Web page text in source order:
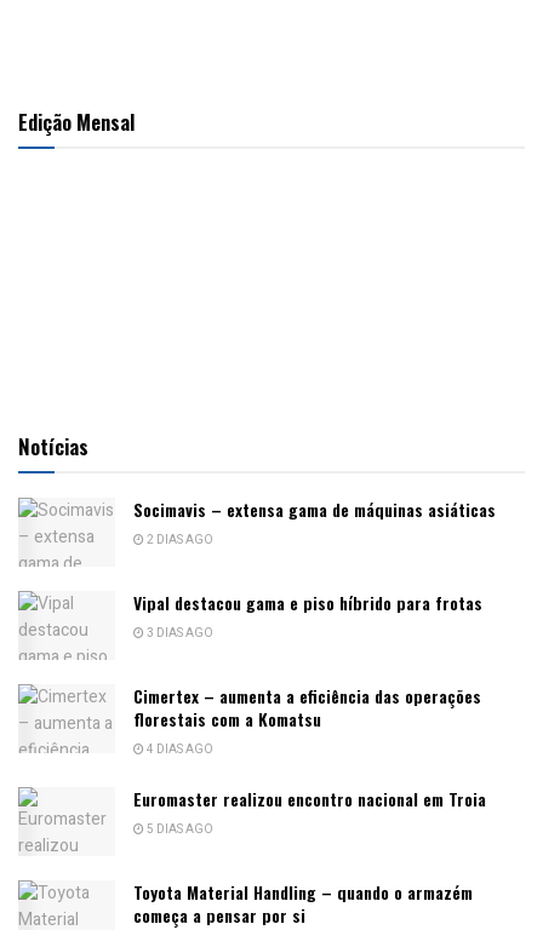
Edição Mensal
Notícias
Socimavis – extensa gama de máquinas asiáticas
2 DIAS AGO
Vipal destacou gama e piso híbrido para frotas
3 DIAS AGO
Cimertex – aumenta a eficiência das operações
florestais com a Komatsu
4 DIAS AGO
Euromaster realizou encontro nacional em Troia
5 DIAS AGO
Toyota Material Handling – quando o armazém
começa a pensar por si